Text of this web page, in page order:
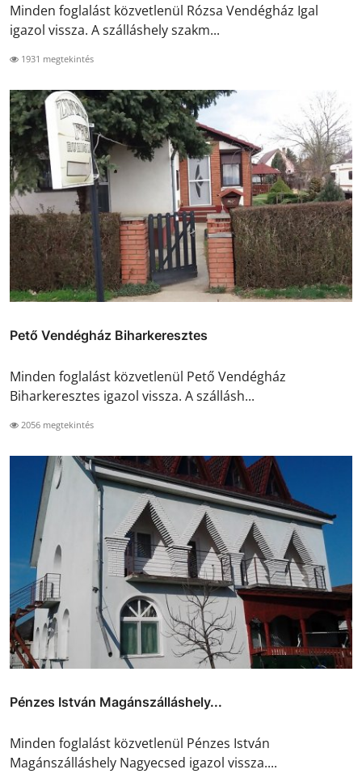
Minden foglalást közvetlenül Rózsa Vendégház Igal
igazol vissza. A szálláshely szakm...
1931 megtekintés
Pető Vendégház Biharkeresztes
Minden foglalást közvetlenül Pető Vendégház
Biharkeresztes igazol vissza. A szállásh...
2056 megtekintés
Pénzes István Magánszálláshely...
Minden foglalást közvetlenül Pénzes István
Magánszálláshely Nagyecsed igazol vissza....